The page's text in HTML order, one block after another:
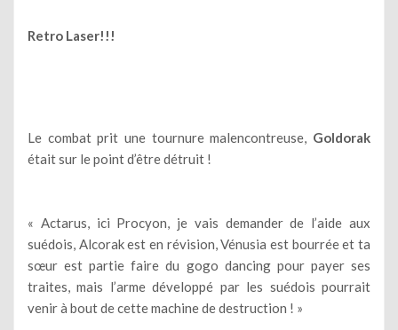
Retro Laser!!!
Le combat prit une tournure malencontreuse, Goldorak
était sur le point d’être détruit !
« Actarus, ici Procyon, je vais demander de l’aide aux
suédois, Alcorak est en révision, Vénusia est bourrée et ta
sœur est partie faire du gogo dancing pour payer ses
traites, mais l’arme développé par les suédois pourrait
venir à bout de cette machine de destruction ! »